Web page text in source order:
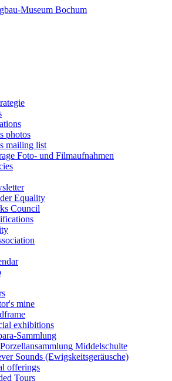
photos
mailing list
Foto- und Filmaufnahmen
Equality
Council
mine
exhibitions
Sammlung
Middelschulte
Sounds (Ewigskeitsgeräusche)
offerings
Tours